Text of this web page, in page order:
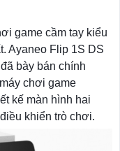
game cầm tay kiểu
Ayaneo Flip 1S DS
bày bán chính
chơi game
kế màn hình hai
khiển trò chơi.